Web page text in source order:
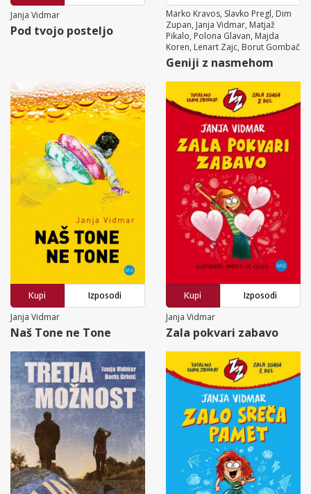
Janja Vidmar
Pod tvojo posteljo
Marko Kravos, Slavko Pregl, Dim
Zupan, Janja Vidmar, Matjaž
Pikalo, Polona Glavan, Majda
Koren, Lenart Zajc, Borut Gombač
Geniji z nasmehom
Kupi
Izposodi
Janja Vidmar
Naš Tone ne Tone
Kupi
Izposodi
Janja Vidmar
Zala pokvari zabavo